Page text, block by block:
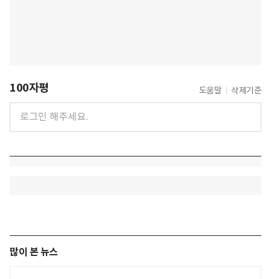
100자평 도움말 삭제기준
많이 본 뉴스